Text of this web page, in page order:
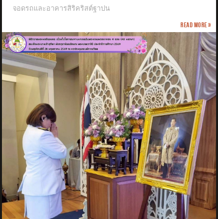
จอดรถและอาคารสิริคริสต์ฐาปน
Read more »